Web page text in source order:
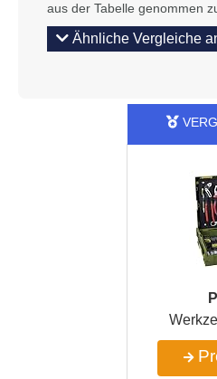
aus der Tabelle genommen
Ähnliche Vergleiche